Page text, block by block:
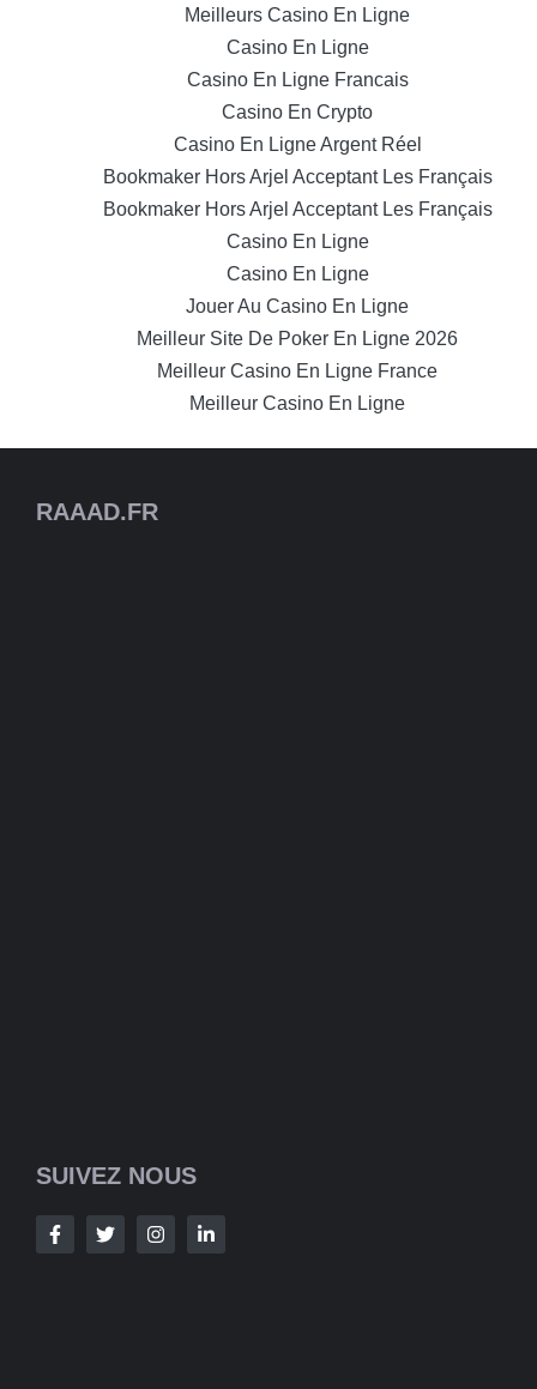
Meilleurs Casino En Ligne
Casino En Ligne
Casino En Ligne Francais
Casino En Crypto
Casino En Ligne Argent Réel
Bookmaker Hors Arjel Acceptant Les Français
Bookmaker Hors Arjel Acceptant Les Français
Casino En Ligne
Casino En Ligne
Jouer Au Casino En Ligne
Meilleur Site De Poker En Ligne 2026
Meilleur Casino En Ligne France
Meilleur Casino En Ligne
RAAAD.FR
SUIVEZ NOUS